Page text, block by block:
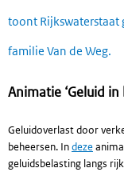
toont Rijkswaterstaat
familie Van de Weg.
Animatie ‘Geluid in
Geluidoverlast door
beheersen. Indeze
geluidsbelasting langs